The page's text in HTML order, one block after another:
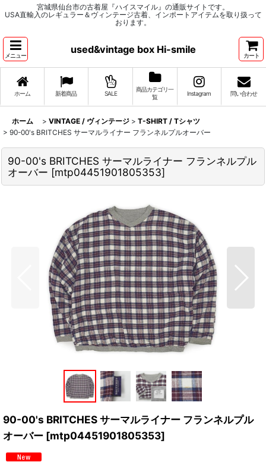
宮城県仙台市の古着屋『ハイスマイル』の通販サイトです。
USA直輸入のレギュラー＆ヴィンテージ古着、インポートアイテムを取り扱って
おります。
メニュー
used&vintage box Hi-smile
カート
ホーム 新着商品 SALE
商品カテゴリ一
覧
Instagram 問い合わせ
ホーム > VINTAGE / ヴィンテージ > T-SHIRT / Tシャツ
> 90-00's BRITCHES サーマルライナー フランネルプルオーバー
90-00's BRITCHES サーマルライナー フランネルプル
オーバー [mtp04451901805353]
90-00's BRITCHES サーマルライナー フランネルプル
オーバー [mtp04451901805353]